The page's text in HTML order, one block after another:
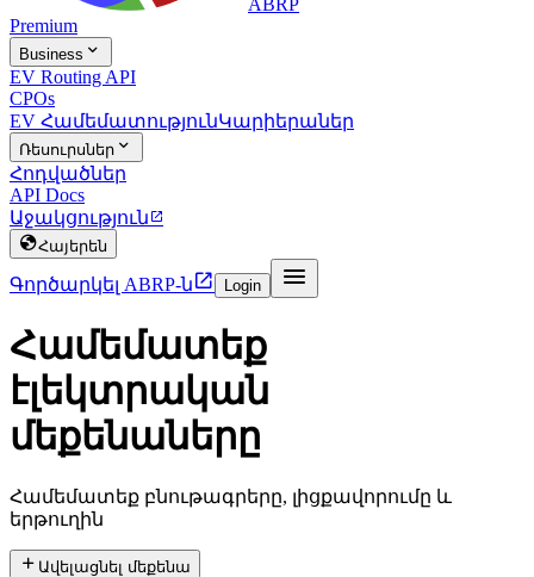
ABRP
Premium
Business 
EV Routing API
CPOs
EV ՀամեմատությունԿարիերաներ
Ռեսուրսներ 
Հոդվածներ
API Docs
Աջակցություն 
Հայերեն
Գործարկել ABRP-ն Login 
Համեմատեք
էլեկտրական
մեքենաները
Համեմատեք բնութագրերը, լիցքավորումը և
երթուղին
 Ավելացնել մեքենա